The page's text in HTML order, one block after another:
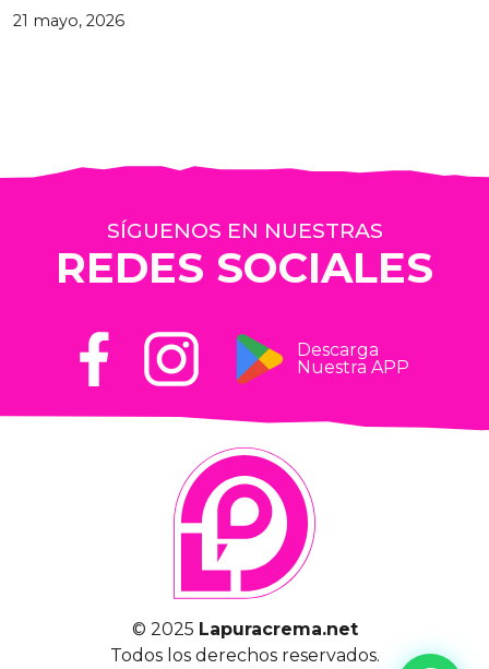
21 mayo, 2026
SÍGUENOS EN NUESTRAS
REDES SOCIALES
Descarga
Nuestra APP
© 2025 Lapuracrema.net
Todos los derechos reservados.